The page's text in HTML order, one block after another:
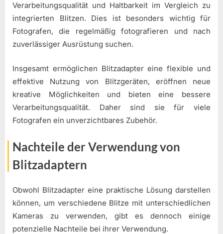
Verarbeitungsqualität und Haltbarkeit im Vergleich zu
integrierten Blitzen. Dies ist besonders wichtig für
Fotografen, die regelmäßig fotografieren und nach
zuverlässiger Ausrüstung suchen.
Insgesamt ermöglichen Blitzadapter eine flexible und
effektive Nutzung von Blitzgeräten, eröffnen neue
kreative Möglichkeiten und bieten eine bessere
Verarbeitungsqualität. Daher sind sie für viele
Fotografen ein unverzichtbares Zubehör.
Nachteile der Verwendung von
Blitzadaptern
Obwohl Blitzadapter eine praktische Lösung darstellen
können, um verschiedene Blitze mit unterschiedlichen
Kameras zu verwenden, gibt es dennoch einige
potenzielle Nachteile bei ihrer Verwendung.